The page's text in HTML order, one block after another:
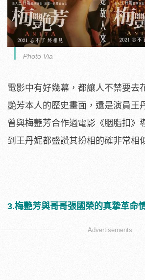
Photo Via
電影中有好幾幕，都讓人不禁要去
艷芳本人的歷史畫面，還是演員王
曾與梅艷芳合作過電影《胭脂扣》
到王丹妮都盛讚其扮相的確非常相
3.梅艷芳與哥哥張國榮的真摯革命
Advertisements